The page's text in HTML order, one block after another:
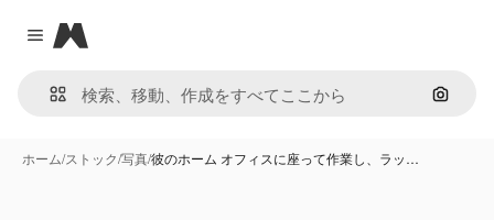
Close menu
Magnific
画像で
ホーム/ストック/写真/彼のホーム オフィスに座って作業し、ラッ…